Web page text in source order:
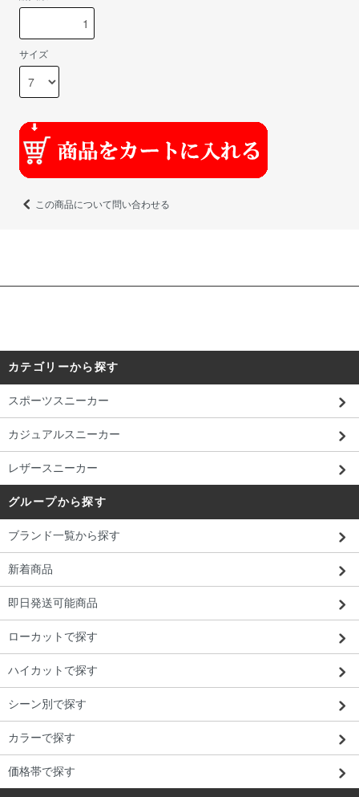
サイズ
この商品について問い合わせる
カテゴリーから探す
スポーツスニーカー
カジュアルスニーカー
レザースニーカー
グループから探す
ブランド一覧から探す
新着商品
即日発送可能商品
ローカットで探す
ハイカットで探す
シーン別で探す
カラーで探す
価格帯で探す